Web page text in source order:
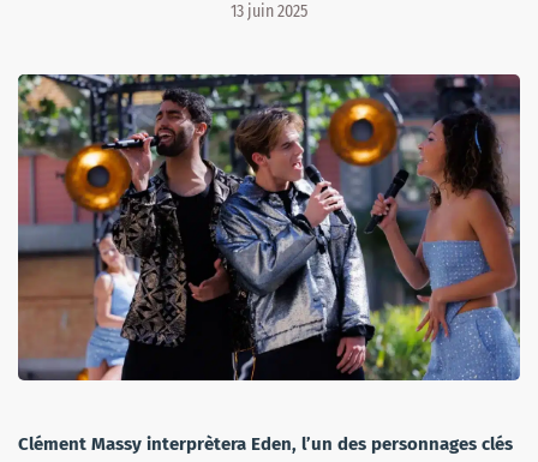
13 juin 2025
Clément Massy interprètera Eden, l’un des personnages clés